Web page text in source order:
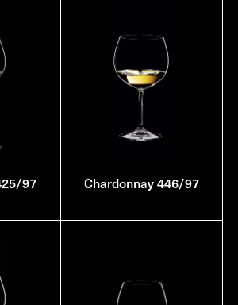
97 Chardonnay 446/97